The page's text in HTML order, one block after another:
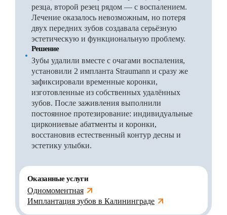
резца, второй резец рядом — с воспалением.
Лечение оказалось невозможным, но потеря
двух передних зубов создавала серьёзную
эстетическую и функциональную проблему.
Решение
Зубы удалили вместе с очагами воспаления,
установили 2 импланта Straumann и сразу же
зафиксировали временные коронки,
изготовленные из собственных удалённых
зубов. После заживления выполнили
постоянное протезирование: индивидуальные
циркониевые абатменты и коронки,
восстановив естественный контур десны и
эстетику улыбки.
Оказанные услуги
Одномоментная
Имплантация зубов в Калининграде